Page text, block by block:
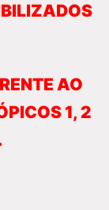
AO
1, 2